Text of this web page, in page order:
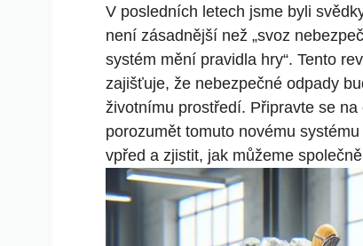
V posledních letech jsme byli
není zásadnější než „svoz
systém mění pravidla hry“. Tento
zajišťuje, že nebezpečné odpady
životnímu prostředí. Připravte se
porozumět tomuto novému
vpřed a zjistit, jak můžeme